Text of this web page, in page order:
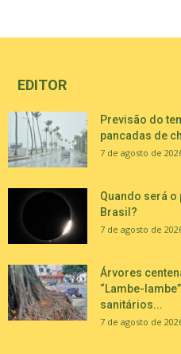
EDITOR
Previsão do
pancadas de
7 de agosto de
Quando será
Brasil?
7 de agosto de
Árvores
“Lambe-
sanitários...
7 de agosto de